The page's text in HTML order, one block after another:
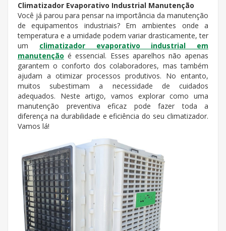
Climatizador Evaporativo Industrial Manutenção
Você já parou para pensar na importância da manutenção
de equipamentos industriais? Em ambientes onde a
temperatura e a umidade podem variar drasticamente, ter
um climatizador evaporativo industrial em
manutenção é essencial. Esses aparelhos não apenas
garantem o conforto dos colaboradores, mas também
ajudam a otimizar processos produtivos. No entanto,
muitos subestimam a necessidade de cuidados
adequados. Neste artigo, vamos explorar como uma
manutenção preventiva eficaz pode fazer toda a
diferença na durabilidade e eficiência do seu climatizador.
Vamos lá!